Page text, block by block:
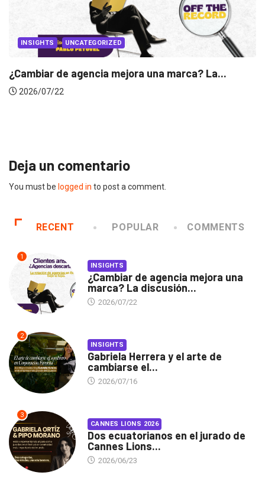
agencia mejora una marca? La... INSIGHTS
Deja un comentario
You must be logged in to post a comment.
RECENT POPULAR COMMENTS
1
INSIGHTS
¿Cambiar de agencia mejora una
marca? La discusión...
2026/07/22
2
INSIGHTS
Gabriela Herrera y el arte de
cambiarse el...
2026/07/16
3
CANNES LIONS 2026
Dos ecuatorianos en el jurado de
Cannes Lions...
2026/06/23